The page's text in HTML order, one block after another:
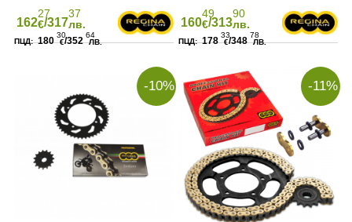
162
27
€/317
37
лв.
180
30
€/352
64
ЛВ.
160
49
€/313
90
лв.
178
33
€/348
78
ЛВ.
-10% -11%